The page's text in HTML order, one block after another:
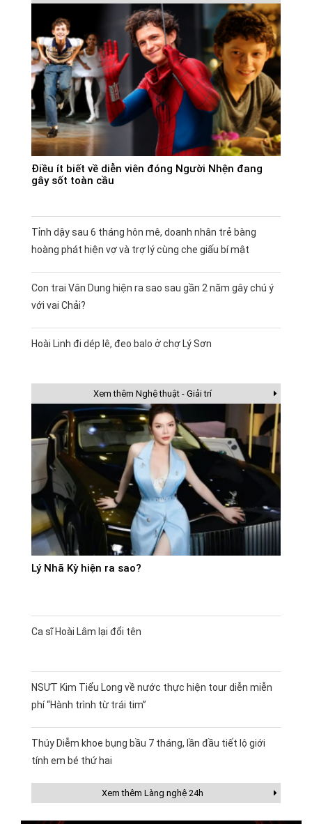
Điều ít biết về diễn viên đóng Người Nhện đang
gây sốt toàn cầu
Tỉnh dậy sau 6 tháng hôn mê, doanh nhân trẻ bàng
hoàng phát hiện vợ và trợ lý cùng che giấu bí mật
Con trai Vân Dung hiện ra sao sau gần 2 năm gây chú ý
với vai Chải?
Hoài Linh đi dép lê, đeo balo ở chợ Lý Sơn
Xem thêm Nghệ thuật - Giải trí
Lý Nhã Kỳ hiện ra sao?
Ca sĩ Hoài Lâm lại đổi tên
NSƯT Kim Tiểu Long về nước thực hiện tour diễn miễn
phí “Hành trình từ trái tim”
Thúy Diễm khoe bụng bầu 7 tháng, lần đầu tiết lộ giới
tính em bé thứ hai
Xem thêm Làng nghệ 24h